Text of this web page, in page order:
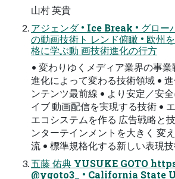
山村 英貴
アジェンダ • Ice Break • グロー
の動画技術ト レンド俯瞰 • 欧州
格に学ぶ動 画技術進化の行方
• 変わりゆくメディア業界の事業
進化によって変わる技術領域 •
ンテンツ最前線 • より安定／安
イブ 動画配信を実現する技術 •
エコシステムを作る 広告戦略と
ンターテインメントを大きく 変
流 • 標準規格化する新しい表現
五藤 佑典 YUSUKE GOTO
@ygoto3_ • California State